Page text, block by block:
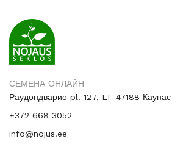
СЕМЕНА ОНЛАЙН
Раудондварио pl. 127, LT-47188 Каунас
+372 668 3052
info@nojus.ee